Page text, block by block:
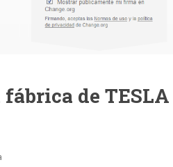
de TESLA